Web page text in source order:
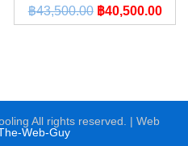
฿43,500.00 ฿40,500.00
All rights reserved. | Web
Web-Guy